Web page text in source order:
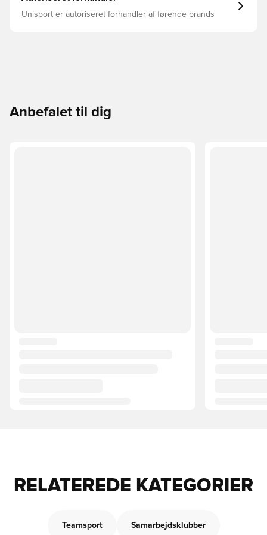
Unisport er autoriseret forhandler af førende brands
Anbefalet til dig
RELATEREDE KATEGORIER
Teamsport Samarbejdsklubber